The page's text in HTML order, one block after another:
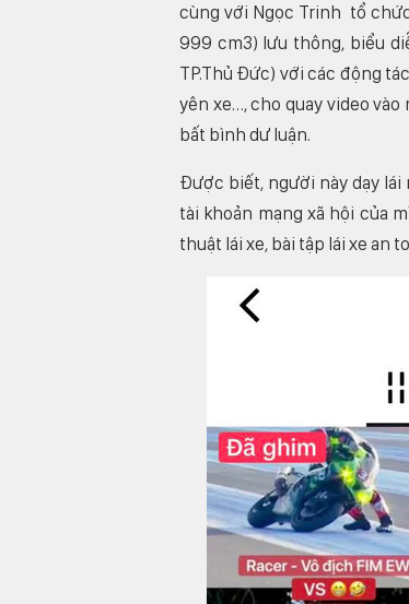
cùng với Ngọc Trinh tổ
999 cm3) lưu thông, biểu
TP.Thủ Đức) với các động
yên xe…, cho quay video vào
bất bình dư luận.
Được biết, người này dạy lái
tài khoản mạng xã hội của
thuật lái xe, bài tập lái xe an